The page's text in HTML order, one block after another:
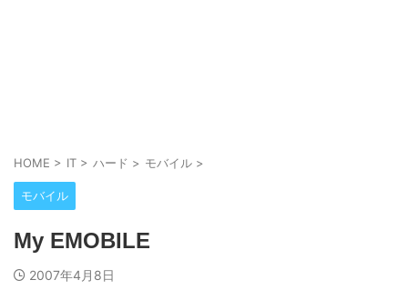
HOME > IT > ハード > モバイル >
モバイル
My EMOBILE
2007年4月8日